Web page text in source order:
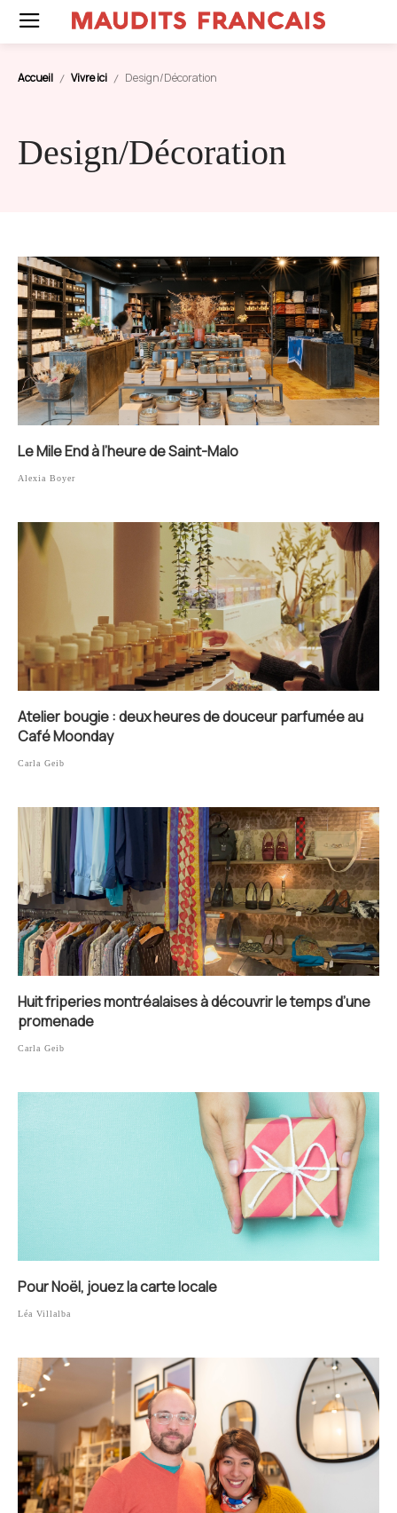
Accueil Vivre ici Design/Décoration
Design/Décoration
Le Mile End à l’heure de Saint-Malo
Alexia Boyer
Atelier bougie : deux heures de douceur parfumée au
Café Moonday
Carla Geib
Huit friperies montréalaises à découvrir le temps d’une
promenade
Carla Geib
Pour Noël, jouez la carte locale
Léa Villalba